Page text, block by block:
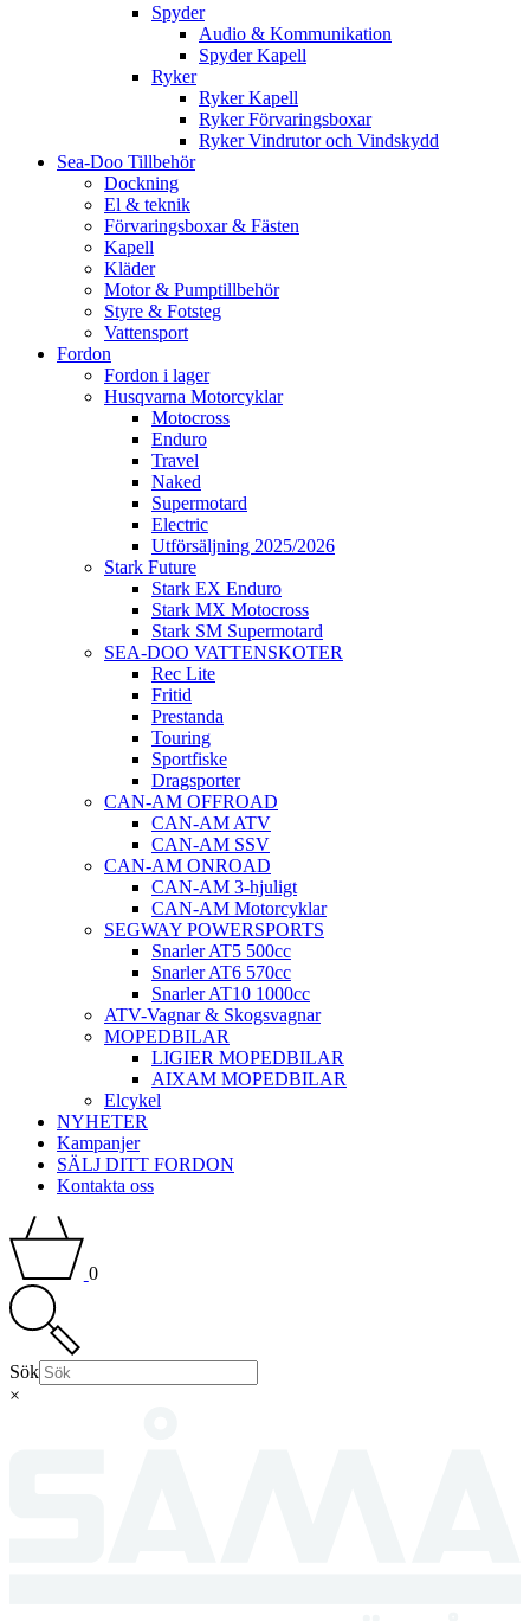
Spyder
Audio & Kommunikation
Spyder Kapell
Ryker
Ryker Kapell
Ryker Förvaringsboxar
Ryker Vindrutor och Vindskydd
Sea-Doo Tillbehör
Dockning
El & teknik
Förvaringsboxar & Fästen
Kapell
Kläder
Motor & Pumptillbehör
Styre & Fotsteg
Vattensport
Fordon
Fordon i lager
Husqvarna Motorcyklar
Motocross
Enduro
Travel
Naked
Supermotard
Electric
Utförsäljning 2025/2026
Stark Future
Stark EX Enduro
Stark MX Motocross
Stark SM Supermotard
SEA-DOO VATTENSKOTER
Rec Lite
Fritid
Prestanda
Touring
Sportfiske
Dragsporter
CAN-AM OFFROAD
CAN-AM ATV
CAN-AM SSV
CAN-AM ONROAD
CAN-AM 3-hjuligt
CAN-AM Motorcyklar
SEGWAY POWERSPORTS
Snarler AT5 500cc
Snarler AT6 570cc
Snarler AT10 1000cc
ATV-Vagnar & Skogsvagnar
MOPEDBILAR
LIGIER MOPEDBILAR
AIXAM MOPEDBILAR
Elcykel
NYHETER
Kampanjer
SÄLJ DITT FORDON
Kontakta oss
0
Sök
×